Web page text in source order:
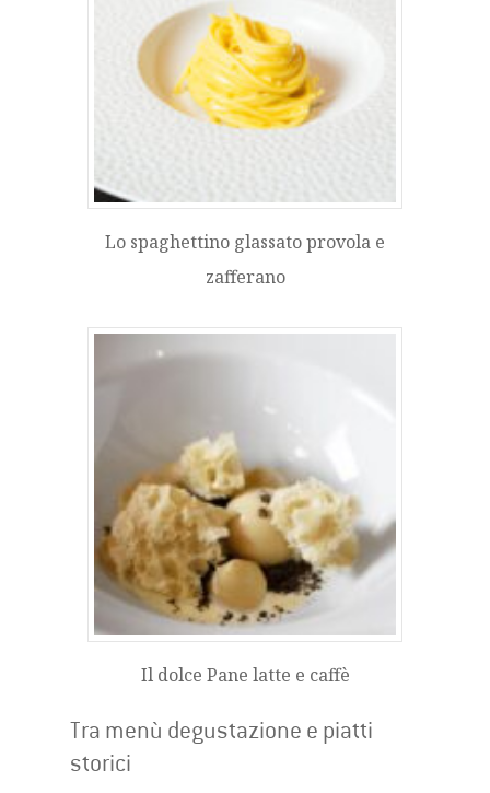
Lo spaghettino glassato provola e
zafferano
Il dolce Pane latte e caffè
Tra menù degustazione e piatti
storici